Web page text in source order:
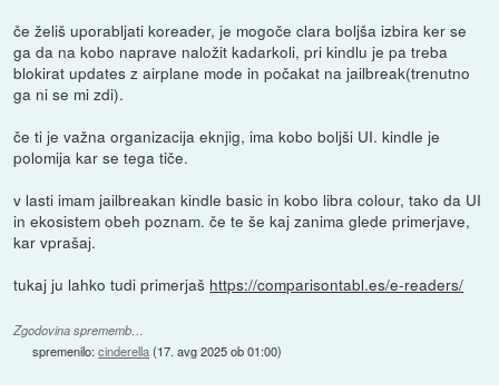
če želiš uporabljati koreader, je mogoče clara boljša izbira ker se
ga da na kobo naprave naložit kadarkoli, pri kindlu je pa treba
blokirat updates z airplane mode in počakat na jailbreak(trenutno
ga ni se mi zdi).
če ti je važna organizacija eknjig, ima kobo boljši UI. kindle je
polomija kar se tega tiče.
v lasti imam jailbreakan kindle basic in kobo libra colour, tako da UI
in ekosistem obeh poznam. če te še kaj zanima glede primerjave,
kar vprašaj.
tukaj ju lahko tudi primerjaš https://comparisontabl.es/e-readers/
Zgodovina sprememb…
spremenilo:cinderella(17. avg 2025 ob 01:00)